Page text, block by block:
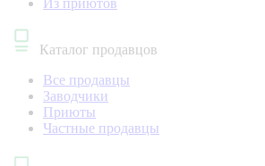
Из приютов
Каталог продавцов
Все продавцы
Заводчики
Приюты
Частные продавцы